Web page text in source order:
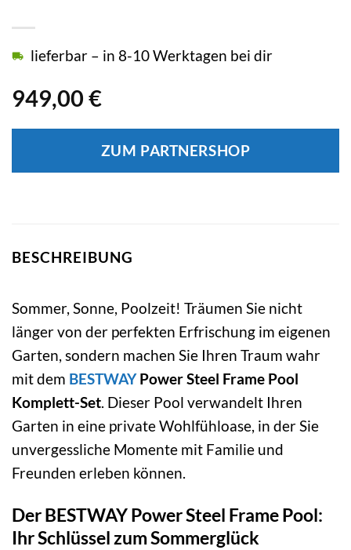
949,00 €
lieferbar – in 8-10 Werktagen bei dir
ZUM PARTNERSHOP
BESCHREIBUNG
Sommer, Sonne, Poolzeit! Träumen Sie nicht
länger von der perfekten Erfrischung im eigenen
Garten, sondern machen Sie Ihren Traum wahr
mit dem BESTWAYPower Steel Frame Pool
Komplett-Set . Dieser Pool verwandelt Ihren
Garten in eine private Wohlfühloase, in der Sie
unvergessliche Momente mit Familie und
Freunden erleben können.
Der BESTWAY Power Steel Frame Pool:
Ihr Schlüssel zum Sommerglück